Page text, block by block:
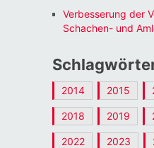
Verbesserung der
Schachen- und
2014 2015
2018 2019
2022 2023